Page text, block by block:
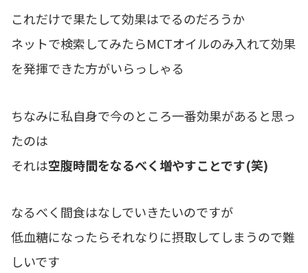
これだけで果たして効果はでるのだろうか
ネットで検索してみたらMCTオイルのみ入れて効果
を発揮できた方がいらっしゃる
ちなみに私自身で今のところ一番効果があると思っ
たのは
それは空腹時間をなるべく増やすことです(笑)
なるべく間食はなしでいきたいのですが
低血糖になったらそれなりに摂取してしまうので難
しいです